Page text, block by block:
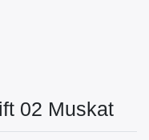
02 Muskat